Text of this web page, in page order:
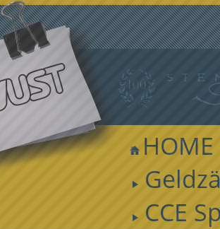
HOME
CCE